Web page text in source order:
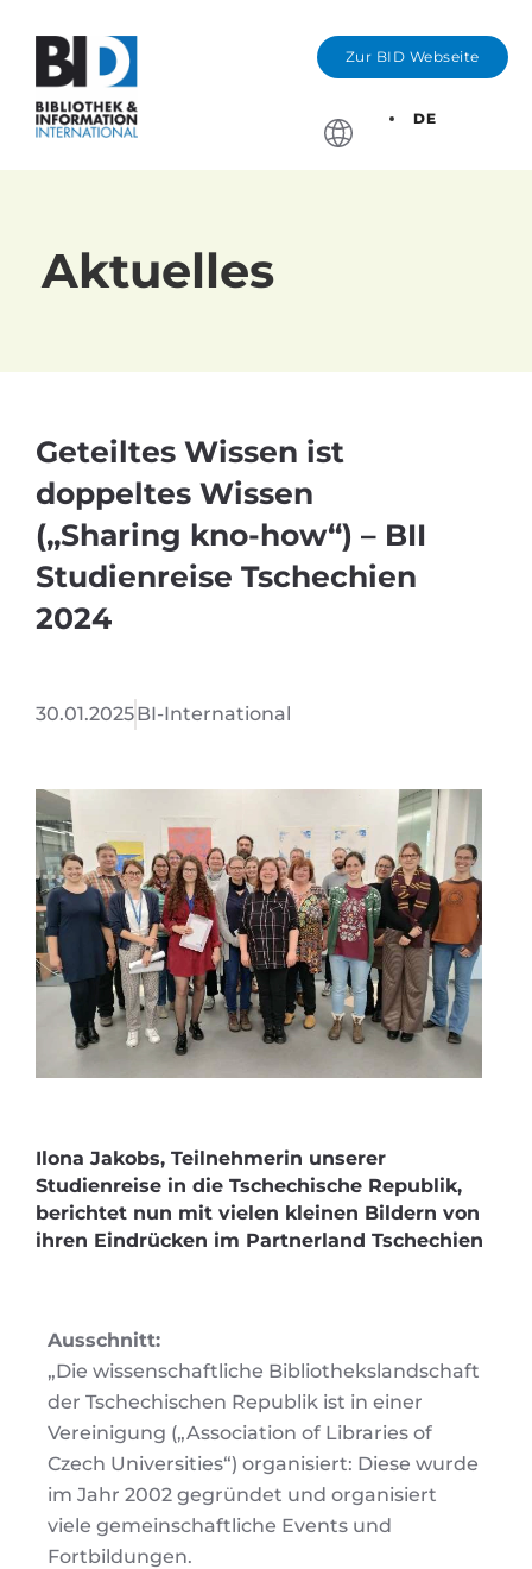
Zur BID Webseite
DE
Aktuelles
Geteiltes Wissen ist
doppeltes Wissen
(„Sharing kno-how“) – BII
Studienreise Tschechien
2024
30.01.2025BI-International
Ilona Jakobs, Teilnehmerin unserer
Studienreise in die Tschechische Republik,
berichtet nun mit vielen kleinen Bildern von
ihren Eindrücken im Partnerland Tschechien
Ausschnitt:
„Die wissenschaftliche Bibliothekslandschaft
der Tschechischen Republik ist in einer
Vereinigung („Association of Libraries of
Czech Universities“) organisiert: Diese wurde
im Jahr 2002 gegründet und organisiert
viele gemeinschaftliche Events und
Fortbildungen.